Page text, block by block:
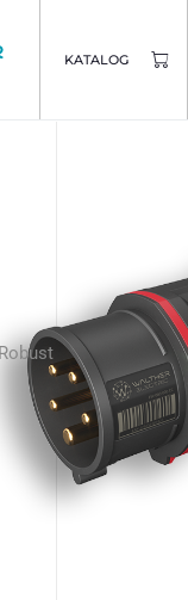
KATALOG